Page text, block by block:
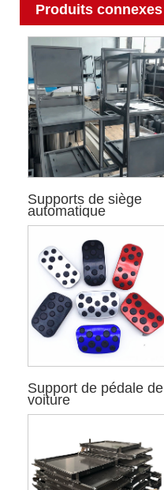
Produits connexes
Supports de siège
automatique
Support de pédale de
voiture